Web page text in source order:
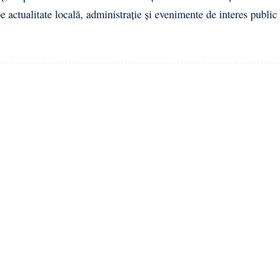
locală, administrație și evenimente de interes